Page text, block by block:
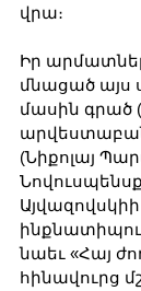
վրա։
Իր
մնացած այս
մասին գրած
(Նիքոլայ
Այվազովսկիի
նաեւ «Հայ
հինավուրց